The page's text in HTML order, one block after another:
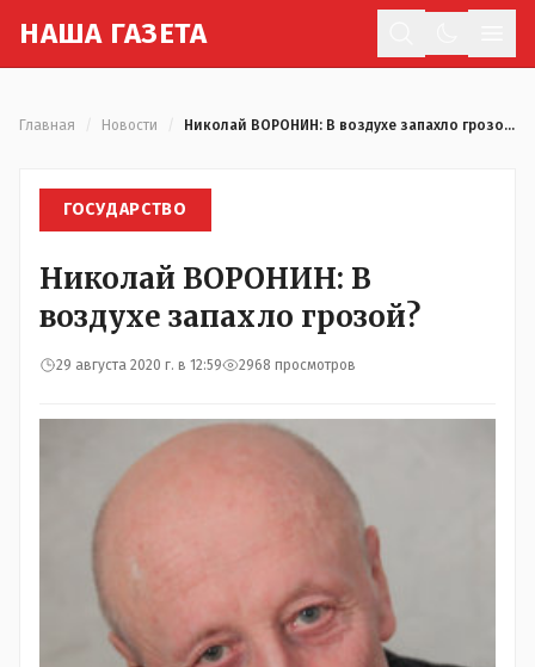
НАША ГАЗЕТА
Главная Новости Николай ВОРОНИН: В воздухе запахло грозой?
ГОСУДАРСТВО
Николай ВОРОНИН: В
воздухе запахло грозой?
29 августа 2020 г. в 12:59 2968 просмотров